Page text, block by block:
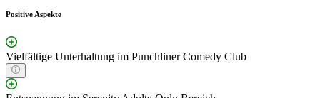
Positive Aspekte
Vielfältige Unterhaltung im Punchliner Comedy Club